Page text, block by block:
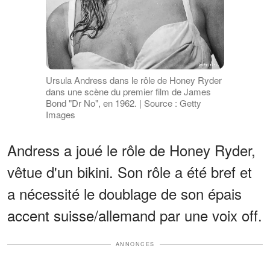
Ursula Andress dans le rôle de Honey Ryder
dans une scène du premier film de James
Bond "Dr No", en 1962. | Source : Getty
Images
Andress a joué le rôle de Honey Ryder,
vêtue d'un bikini. Son rôle a été bref et
a nécessité le doublage de son épais
accent suisse/allemand par une voix off.
ANNONCES